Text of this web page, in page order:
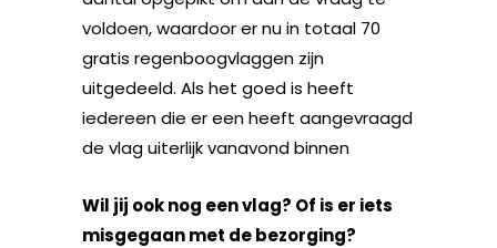
voldoen, waardoor er nu in totaal 70
gratis regenboogvlaggen zijn
uitgedeeld. Als het goed is heeft
iedereen die er een heeft aangevraagd
de vlag uiterlijk vanavond binnen
Wil jij ook nog een vlag? Of is er iets
misgegaan met de bezorging?